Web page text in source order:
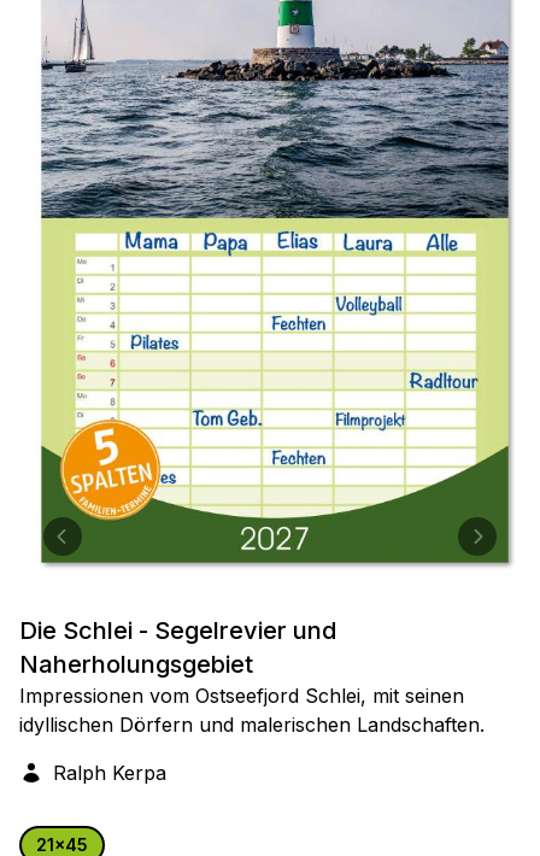
Die Schlei - Segelrevier und
Naherholungsgebiet
Impressionen vom Ostseefjord Schlei, mit seinen
idyllischen Dörfern und malerischen Landschaften.
Ralph Kerpa
21x45